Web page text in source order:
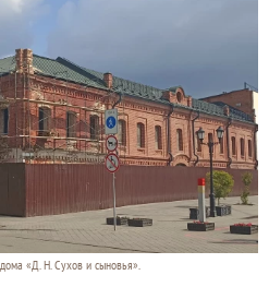
«Д. Н. Сухов и сыновья».